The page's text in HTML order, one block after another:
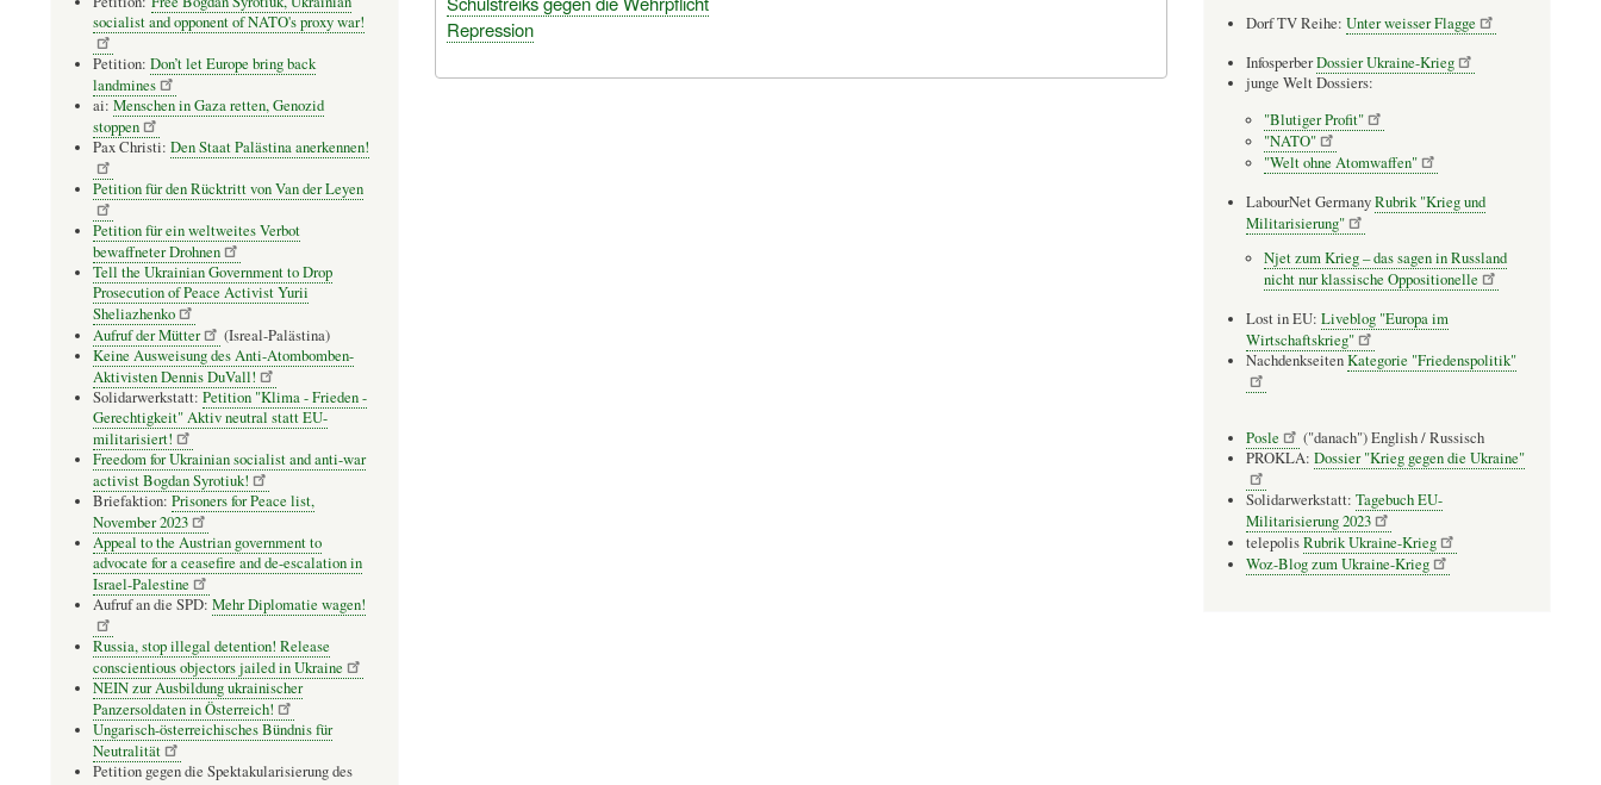
Repression
socialist and opponent of NATO's proxy war!
Petition: Don’t let Europe bring back
landmines
ai: Menschen in Gaza retten, Genozid
stoppen
Pax Christi: Den Staat Palästina anerkennen!
Petition für den Rücktritt von Van der Leyen
Petition für ein weltweites Verbot
bewaffneter Drohnen
Tell the Ukrainian Government to Drop
Prosecution of Peace Activist Yurii
Sheliazhenko
Aufruf der Mütter
(Isreal-Palästina)
Keine Ausweisung des Anti-Atombomben-
Aktivisten Dennis DuVall!
Solidarwerkstatt: Petition "Klima - Frieden -
Gerechtigkeit" Aktiv neutral statt EU-
militarisiert!
Freedom for Ukrainian socialist and anti-war
activist Bogdan Syrotiuk!
Briefaktion: Prisoners for Peace list,
November 2023
Appeal to the Austrian government to
advocate for a ceasefire and de-escalation in
Israel-Palestine
Aufruf an die SPD: Mehr Diplomatie wagen!
Russia, stop illegal detention! Release
conscientious objectors jailed in Ukraine
NEIN zur Ausbildung ukrainischer
Panzersoldaten in Österreich!
Ungarisch-österreichisches Bündnis für
Neutralität
Petition gegen die Spektakularisierung des
Dorf TV Reihe: Unter weisser Flagge
InfosperberDossier Ukraine-Krieg
junge Welt Dossiers:
"Blutiger Profit"
"NATO"
"Welt ohne Atomwaffen"
LabourNet GermanyRubrik "Krieg und
Militarisierung"
Njet zum Krieg – das sagen in Russland
nicht nur klassische Oppositionelle
Lost in EU: Liveblog "Europa im
Wirtschaftskrieg"
NachdenkseitenKategorie "Friedenspolitik"
Posle
("danach") English / Russisch
PROKLA: Dossier "Krieg gegen die Ukraine"
Solidarwerkstatt: Tagebuch EU-
Militarisierung 2023
telepolisRubrik Ukraine-Krieg
Woz-Blog zum Ukraine-Krieg